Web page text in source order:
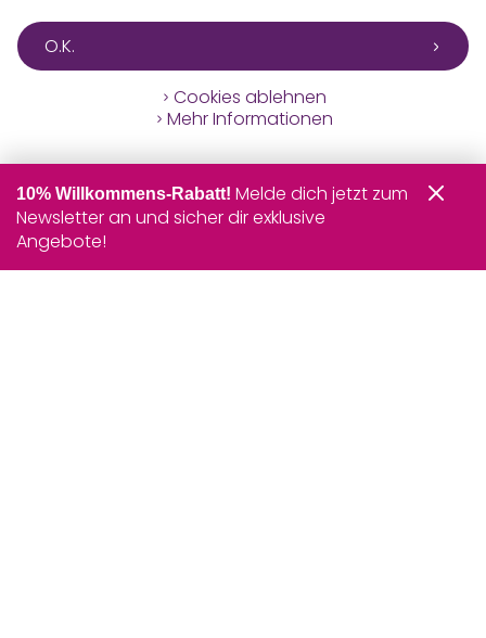
O.K.
Cookies ablehnen
Mehr Informationen
10% Willkommens-Rabatt! Melde dich jetzt zum
Newsletter an und sicher dir exklusive
Angebote!